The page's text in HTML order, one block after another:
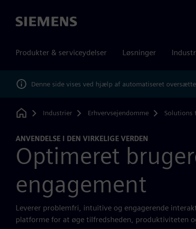
Siemens
Produkter & serviceydelser Løsninger
Denne side vises ved hjælp af automatiseret
Home
Industrier Erhvervsejendomme Solutions
ANVENDELSE I DEN VIRKELIGE VERDEN
Optimeret
engagement
Leverer problemfri, intuitive og engagerende
platforme for at øge tilfredsheden, produktiviteten